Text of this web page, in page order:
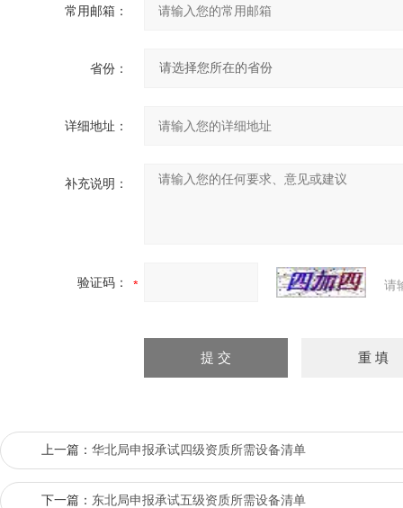
常用邮箱：
省份：
详细地址：
补充说明：
验证码： 请
上一篇： 华北局申报承试四级资质所需设备清单
下一篇： 东北局申报承试五级资质所需设备清单